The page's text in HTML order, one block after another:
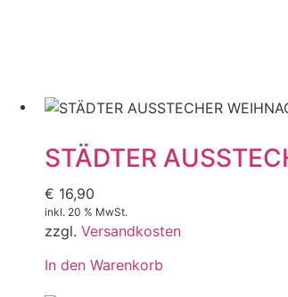
STÄDTER
€ 16,90
inkl. 20 % MwSt.
zzgl. Versandkosten
In den Warenkorb